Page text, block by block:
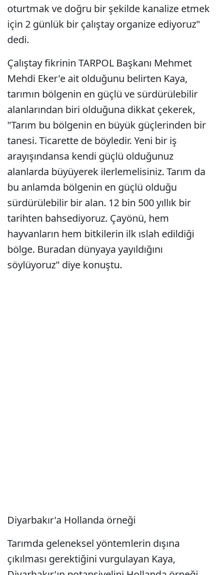
oturtmak ve doğru bir şekilde kanalize etmek
için 2 günlük bir çalıştay organize ediyoruz"
dedi.
Çalıştay fikrinin TARPOL Başkanı Mehmet
Mehdi Eker'e ait olduğunu belirten Kaya,
tarımın bölgenin en güçlü ve sürdürülebilir
alanlarından biri olduğuna dikkat çekerek,
"Tarım bu bölgenin en büyük güçlerinden bir
tanesi. Ticarette de böyledir. Yeni bir iş
arayışındansa kendi güçlü olduğunuz
alanlarda büyüyerek ilerlemelisiniz. Tarım da
bu anlamda bölgenin en güçlü olduğu
sürdürülebilir bir alan. 12 bin 500 yıllık bir
tarihten bahsediyoruz. Çayönü, hem
hayvanların hem bitkilerin ilk ıslah edildiği
bölge. Buradan dünyaya yayıldığını
söylüyoruz" diye konuştu.
Diyarbakır'a Hollanda örneği
Tarımda geleneksel yöntemlerin dışına
çıkılması gerektiğini vurgulayan Kaya,